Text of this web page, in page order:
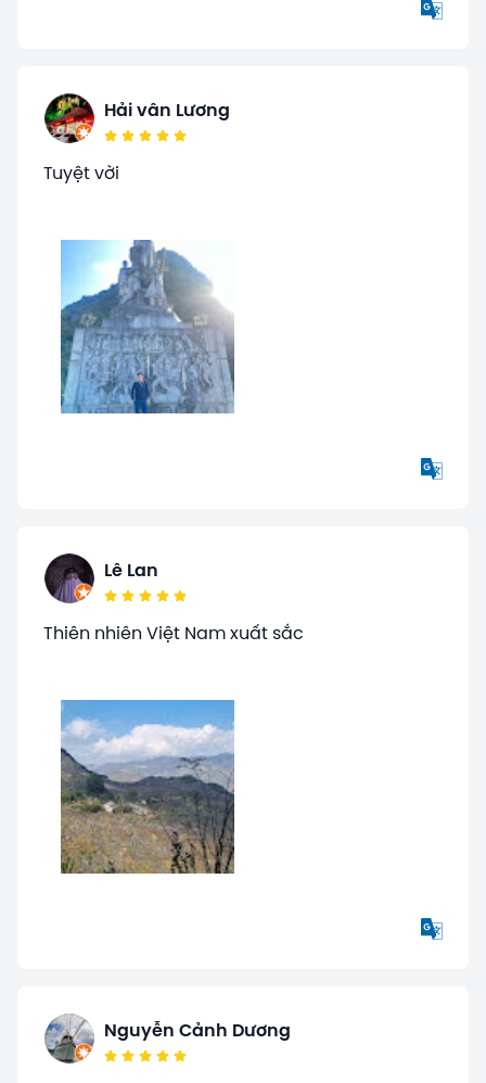
Hải vân Lương
Tuyệt vời
Lê Lan
Thiên nhiên Việt Nam xuất sắc
Nguyễn Cảnh Dương